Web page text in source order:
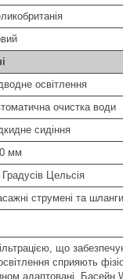
освітлення
очистка води
сидіння
мм
Цельсія
струмені та шланги
що
сприяють
адаптовані. Басейн